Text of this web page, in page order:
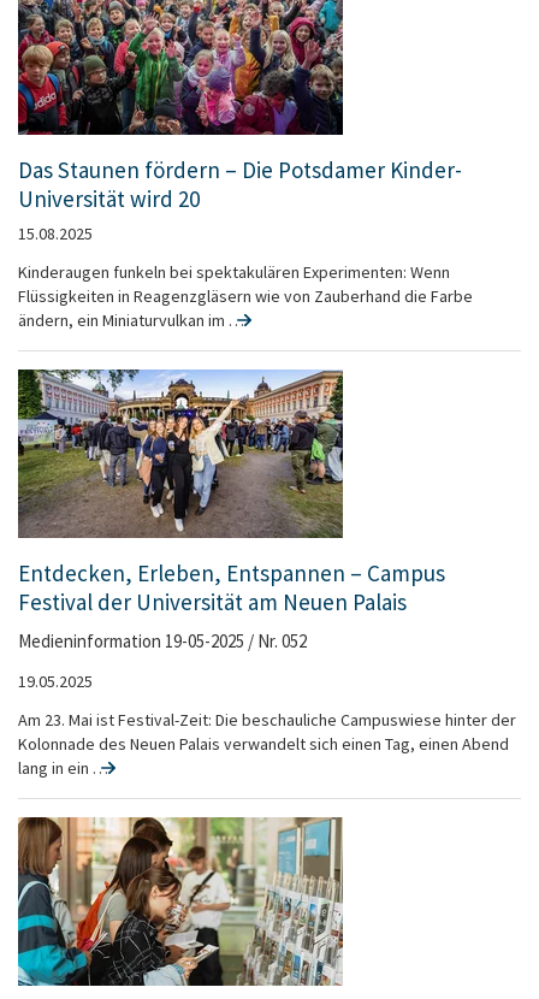
Das Staunen fördern – Die Potsdamer Kinder-
Universität wird 20
15.08.2025
Kinderaugen funkeln bei spektakulären Experimenten: Wenn
Flüssigkeiten in Reagenzgläsern wie von Zauberhand die Farbe
ändern, ein Miniaturvulkan im …
Entdecken, Erleben, Entspannen – Campus
Festival der Universität am Neuen Palais
Medieninformation 19-05-2025 / Nr. 052
19.05.2025
Am 23. Mai ist Festival-Zeit: Die beschauliche Campuswiese hinter der
Kolonnade des Neuen Palais verwandelt sich einen Tag, einen Abend
lang in ein …